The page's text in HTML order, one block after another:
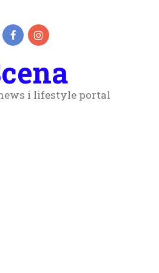
i lifestyle portal